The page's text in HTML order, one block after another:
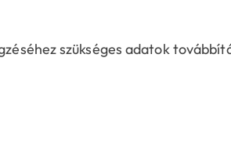
szükséges adatok